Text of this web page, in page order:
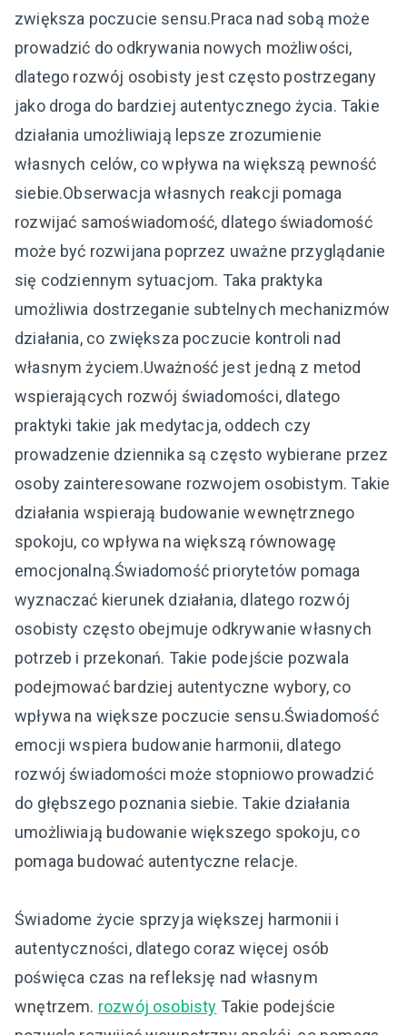
zwiększa poczucie sensu.Praca nad sobą może
prowadzić do odkrywania nowych możliwości,
dlatego rozwój osobisty jest często postrzegany
jako droga do bardziej autentycznego życia. Takie
działania umożliwiają lepsze zrozumienie
własnych celów, co wpływa na większą pewność
siebie.Obserwacja własnych reakcji pomaga
rozwijać samoświadomość, dlatego świadomość
może być rozwijana poprzez uważne przyglądanie
się codziennym sytuacjom. Taka praktyka
umożliwia dostrzeganie subtelnych mechanizmów
działania, co zwiększa poczucie kontroli nad
własnym życiem.Uważność jest jedną z metod
wspierających rozwój świadomości, dlatego
praktyki takie jak medytacja, oddech czy
prowadzenie dziennika są często wybierane przez
osoby zainteresowane rozwojem osobistym. Takie
działania wspierają budowanie wewnętrznego
spokoju, co wpływa na większą równowagę
emocjonalną.Świadomość priorytetów pomaga
wyznaczać kierunek działania, dlatego rozwój
osobisty często obejmuje odkrywanie własnych
potrzeb i przekonań. Takie podejście pozwala
podejmować bardziej autentyczne wybory, co
wpływa na większe poczucie sensu.Świadomość
emocji wspiera budowanie harmonii, dlatego
rozwój świadomości może stopniowo prowadzić
do głębszego poznania siebie. Takie działania
umożliwiają budowanie większego spokoju, co
pomaga budować autentyczne relacje.
Świadome życie sprzyja większej harmonii i
autentyczności, dlatego coraz więcej osób
poświęca czas na refleksję nad własnym
wnętrzem. rozwój osobisty Takie podejście